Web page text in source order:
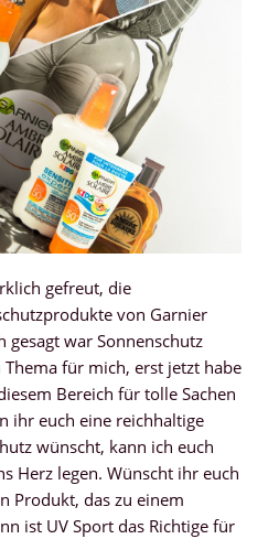
gefreut, die
von Garnier
gesagt war Sonnenschutz
für mich, erst jetzt habe
Bereich für tolle Sachen
ihr euch eine reichhaltige
wünscht, kann ich euch
Herz legen. Wünscht ihr euch
Produkt, das zu einem
ist UV Sport das Richtige für